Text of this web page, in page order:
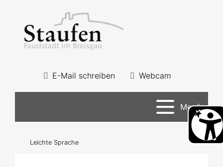
E-Mail schreiben Webcam
Menü
Leichte Sprache